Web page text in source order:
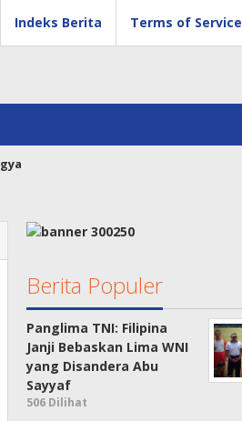
Indeks Berita Terms of Service
Berita Populer
Panglima TNI: Filipina
Janji Bebaskan Lima WNI
yang Disandera Abu
Sayyaf
506 Dilihat